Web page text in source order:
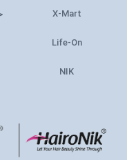
X-Mart
Life-On
NIK